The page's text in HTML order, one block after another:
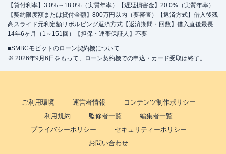
【貸付利率】3.0%～18.0%（実質年率）【遅延損害金】20.0%（実質年率）
【契約限度額または貸付金額】800万円以内（要審査）【返済方式】借入後残
高スライド元利定額リボルビング返済方式【返済期間・回数】借入直後最長
14年6ヶ月（1～151回）【担保・連帯保証人】不要
■SMBCモビットのローン契約機について
※ 2026年9月6日をもって、ローン契約機での申込・カード受取は終了。
ご利用環境 運営者情報
コンテンツ制作ポリシー
利用規約
監修者一覧
編集者一覧
プライバシーポリシー
セキュリティーポリシー
お問い合わせ